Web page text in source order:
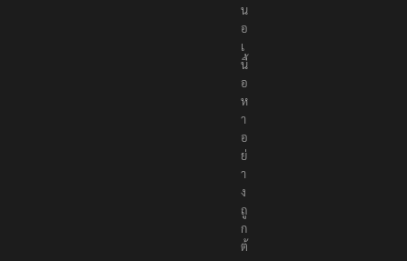
น
อ
เ
นื้
อ
ห
า
อ
ย่
า
ง
ถู
ก
ต้